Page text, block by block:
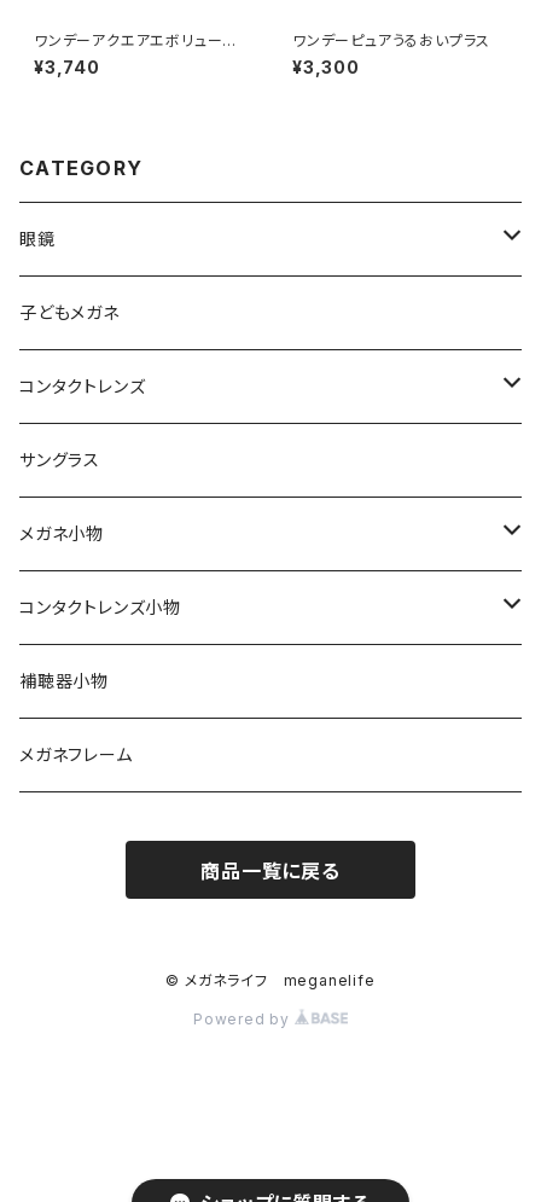
ワンデーアクエアエボリューショ
ン
¥3,740
ワンデーピュアうるおいプラス
¥3,300
CATEGORY
眼鏡
メンズ
レディース
軽量フレーム
Silhouette（シルエット）
Line Art（ラインアート）
TITANOS（チタノス）
Darwinr（ダーウィン）
Farben（ファルベン）
Ray-Ban （レイバン）
Round（ラウンド）
子どもメガネ
コンタクトレンズ
定期便
ワンデー
2ウィーク
ハードコンタクト
カラーコンタクト
サングラス
メガネ小物
期間限定！セリートとプレゼント用袋付き
スカッシー
花粉症対策
コンタクトレンズ小物
ハードコンタクトレンズ用
ソフトコンタクトレンズ用
補聴器小物
メガネフレーム
商品一覧に戻る
© メガネライフ meganelife
Powered by